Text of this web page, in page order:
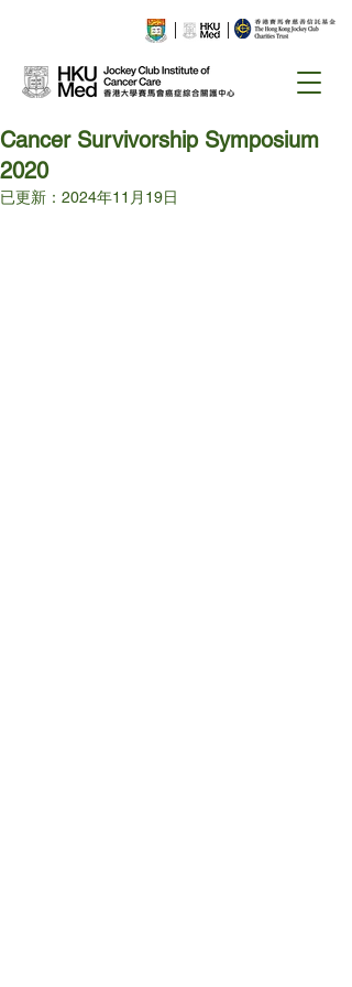
Cancer Survivorship Symposium
2020
已更新： 2024年11月19日